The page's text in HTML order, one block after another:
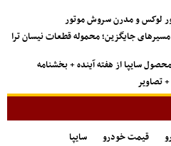
لوکس و مدرن سروش موتور
جایگزین؛ محموله قطعات نیسان ترا
سایپا از هفته آینده + بخشنامه
قیمت خودرو
سایپا